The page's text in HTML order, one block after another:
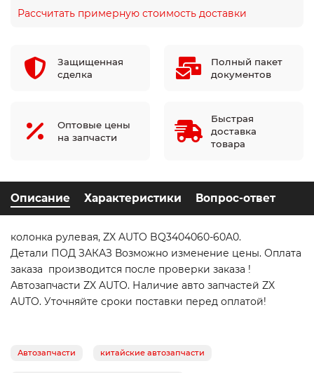
Рассчитать примерную стоимость доставки
Защищенная
сделка
Полный пакет
документов
Оптовые цены
на запчасти
Быстрая
доставка
товара
Описание Характеристики Вопрос-ответ
колонка рулевая, ZX AUTO BQ3404060-60A0.
Детали ПОД ЗАКАЗ Возможно изменение цены. Оплата
заказа производится после проверки заказа !
Автозапчасти ZX AUTO. Наличие авто запчастей ZX
AUTO. Уточняйте сроки поставки перед оплатой!
Автозапчасти китайские автозапчасти